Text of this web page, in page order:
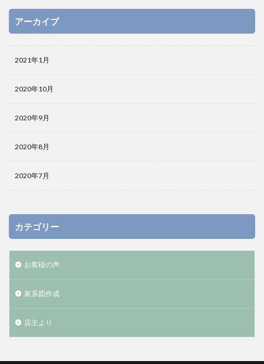
アーカイブ
2021年1月
2020年10月
2020年9月
2020年8月
2020年7月
カテゴリー
お客様の声
家系図作成
店主より